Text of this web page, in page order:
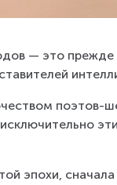
— это
поэтов-
эпохи,